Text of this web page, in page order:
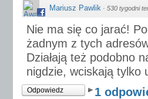
Mariusz Pawlik · 530 tygodni
Nie ma się co jarać!
żadnym z tych
Działają też podobno
nigdzie, wciskają tylko
Odpowiedz 1